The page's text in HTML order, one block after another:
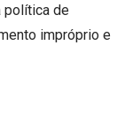
política de
impróprio e